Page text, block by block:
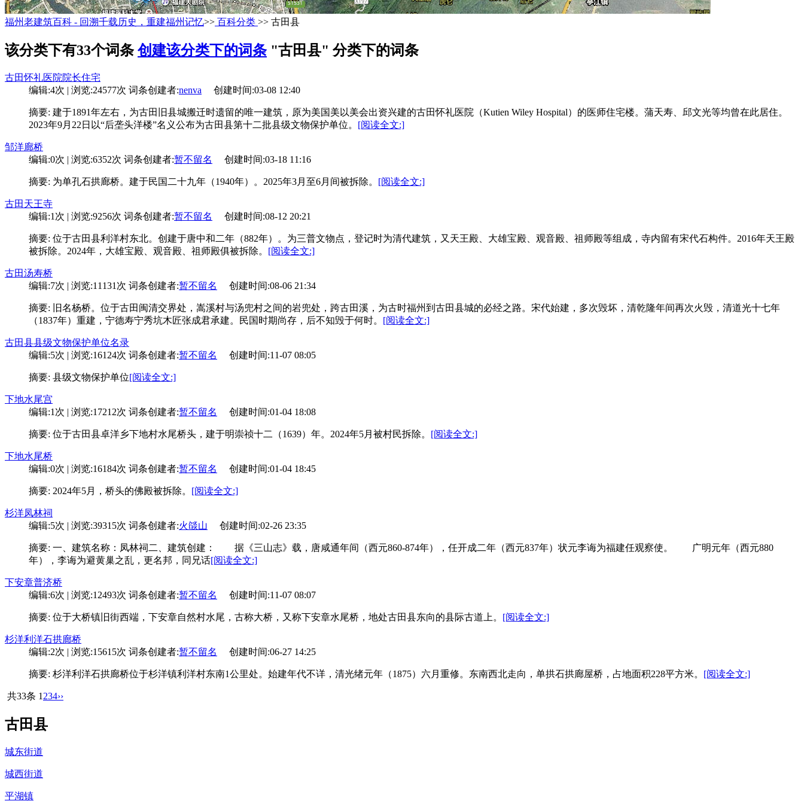
福州老建筑百科 - 回溯千载历史，重建福州记忆>> 百科分类 >> 古田县
该分类下有33个词条 创建该分类下的词条 "古田县" 分类下的词条
古田怀礼医院院长住宅
编辑:4次 | 浏览:24577次 词条创建者:nenva 创建时间:03-08 12:40
摘要: 建于1891年左右，为古田旧县城搬迁时遗留的唯一建筑，原为美国美以美会出资兴建的古田怀礼医院（Kutien Wiley Hospital）的医师住宅楼。蒲天寿、邱文光等均曾在此居住。
2023年9月22日以“后垄头洋楼”名义公布为古田县第十二批县级文物保护单位。 [阅读全文:]
邹洋廊桥
编辑:0次 | 浏览:6352次 词条创建者:暂不留名 创建时间:03-18 11:16
摘要: 为单孔石拱廊桥。建于民国二十九年（1940年）。2025年3月至6月间被拆除。 [阅读全文:]
古田天王寺
编辑:1次 | 浏览:9256次 词条创建者:暂不留名 创建时间:08-12 20:21
摘要: 位于古田县利洋村东北。创建于唐中和二年（882年）。为三普文物点，登记时为清代建筑，又天王殿、大雄宝殿、观音殿、祖师殿等组成，寺内留有宋代石构件。2016年天王殿
被拆除。2024年，大雄宝殿、观音殿、祖师殿俱被拆除。 [阅读全文:]
古田汤寿桥
编辑:7次 | 浏览:11131次 词条创建者:暂不留名 创建时间:08-06 21:34
摘要: 旧名杨桥。位于古田闽清交界处，嵩溪村与汤兜村之间的岩兜处，跨古田溪，为古时福州到古田县城的必经之路。宋代始建，多次毁坏，清乾隆年间再次火毁，清道光十七年
（1837年）重建，宁德寿宁秀坑木匠张成君承建。民国时期尚存，后不知毁于何时。 [阅读全文:]
古田县县级文物保护单位名录
编辑:5次 | 浏览:16124次 词条创建者:暂不留名 创建时间:11-07 08:05
摘要: 县级文物保护单位[阅读全文:]
下地水尾宫
编辑:1次 | 浏览:17212次 词条创建者:暂不留名 创建时间:01-04 18:08
摘要: 位于古田县卓洋乡下地村水尾桥头，建于明崇祯十二（1639）年。2024年5月被村民拆除。 [阅读全文:]
下地水尾桥
编辑:0次 | 浏览:16184次 词条创建者:暂不留名 创建时间:01-04 18:45
摘要: 2024年5月，桥头的佛殿被拆除。 [阅读全文:]
杉洋凤林祠
编辑:5次 | 浏览:39315次 词条创建者:火燄山 创建时间:02-26 23:35
摘要: 一、建筑名称：凤林祠二、建筑创建： 据《三山志》载，唐咸通年间（西元860-874年），任开成二年（西元837年）状元李诲为福建任观察使。 广明元年（西元880
年），李诲为避黄巢之乱，更名邦，同兄话[阅读全文:]
下安章普济桥
编辑:6次 | 浏览:12493次 词条创建者:暂不留名 创建时间:11-07 08:07
摘要: 位于大桥镇旧街西端，下安章自然村水尾，古称大桥，又称下安章水尾桥，地处古田县东向的县际古道上。 [阅读全文:]
杉洋利洋石拱廊桥
编辑:2次 | 浏览:15615次 词条创建者:暂不留名 创建时间:06-27 14:25
摘要: 杉洋利洋石拱廊桥位于杉洋镇利洋村东南1公里处。始建年代不详，清光绪元年（1875）六月重修。东南西北走向，单拱石拱廊屋桥，占地面积228平方米。 [阅读全文:]
共33条 1 234››
古田县
城东街道
城西街道
平湖镇